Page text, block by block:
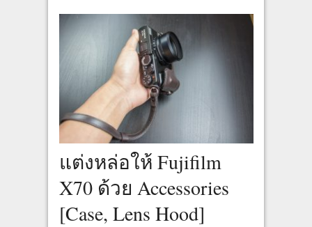
แต่งหล่อให้ Fujifilm
X70 ด้วย Accessories
[Case, Lens Hood]